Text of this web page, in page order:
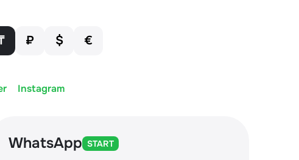
₽ $ €
Instagram
WhatsApp START